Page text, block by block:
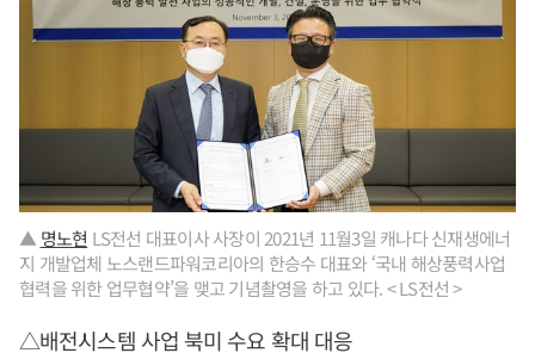
▲ 명노현 LS전선 대표이사 사장이 2021년 11월3일 캐나다 신재생에너
지 개발업체 노스랜드파워코리아의 한승수 대표와 ‘국내 해상풍력사업
협력을 위한 업무협약’을 맺고 기념촬영을 하고 있다. < LS전선 >
△배전시스템 사업 북미 수요 확대 대응